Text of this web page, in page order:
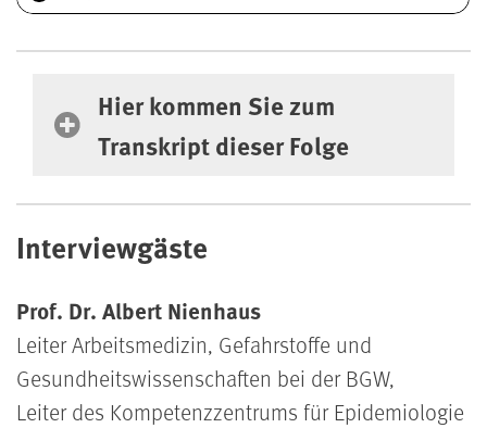
Hier kommen Sie zum Transkript dieser
Hier kommen Sie zum
Transkript dieser Folge
Interviewgäste
Prof. Dr. Albert Nienhaus
Leiter Arbeitsmedizin, Gefahrstoffe und
Gesundheitswissenschaften bei der BGW,
Leiter des Kompetenzzentrums für Epidemiologie